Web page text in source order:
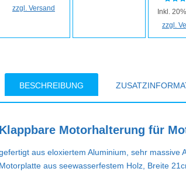
zzgl. Versand
Inkl.
zzgl.
BESCHREIBUNG
Klappbare Motorhalterung für
aus eloxiertem Aluminium, sehr massive
Motorplatte aus seewasserfestem Holz, Breite